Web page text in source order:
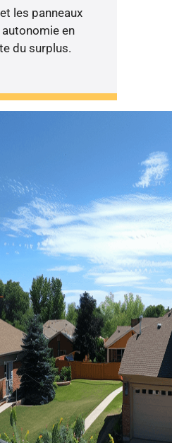
les panneaux
en
du surplus.